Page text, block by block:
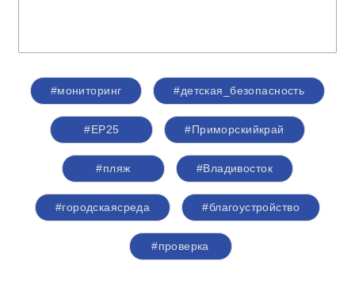
#мониторинг #детская_безопасность
#ЕР25 #Приморскийкрай
#пляж #Владивосток
#городскаясреда #благоустройство
#проверка